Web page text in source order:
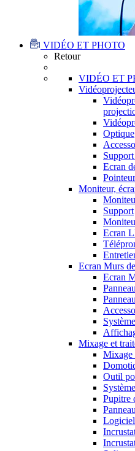
VIDÉO ET PHOTO
Retour
VIDÉO ET
Optique
Ecran
Moniteur,
Support
Ecran
Ecran Murs
Ecran
Mixage et
Mixage
Outil
Pupitre
Logiciel